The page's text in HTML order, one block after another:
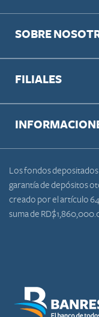
SOBRE
FILIALES
Los fondos
garantía de depósitos
creado por el artículo
suma de